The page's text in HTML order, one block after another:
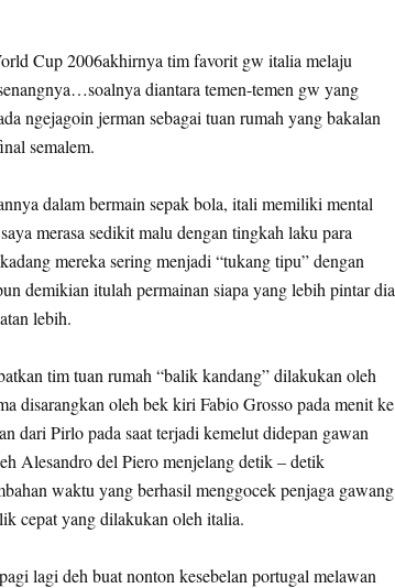
akhirnya tim favorit gw italia melaju
diantara temen-temen gw yang
ngejagoin jerman sebagai tuan rumah yang bakalan
semalem.
dalam bermain sepak bola, itali memiliki mental
merasa sedikit malu dengan tingkah laku para
mereka sering menjadi “tukang tipu” dengan
demikian itulah permainan siapa yang lebih pintar dia
lebih.
tim tuan rumah “balik kandang” dilakukan oleh
disarangkan oleh bek kiri Fabio Grosso pada menit ke
dari Pirlo pada saat terjadi kemelut didepan gawan
Alesandro del Piero menjelang detik – detik
waktu yang berhasil menggocek penjaga gawang
cepat yang dilakukan oleh italia.
lagi deh buat nonton kesebelan portugal melawan